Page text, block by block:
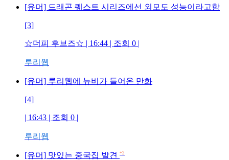
[유머] 드래곤 퀘스트 시리즈에선 외모도 성능이라고함
[3]
☆더피 후브즈☆ | 16:44 | 조회 0 |
루리웹
[유머] 루리웹에 뉴비가 들어온 만화
[4]
| 16:43 | 조회 0 |
루리웹
[유머] 맛있는 중국집 발견 +2